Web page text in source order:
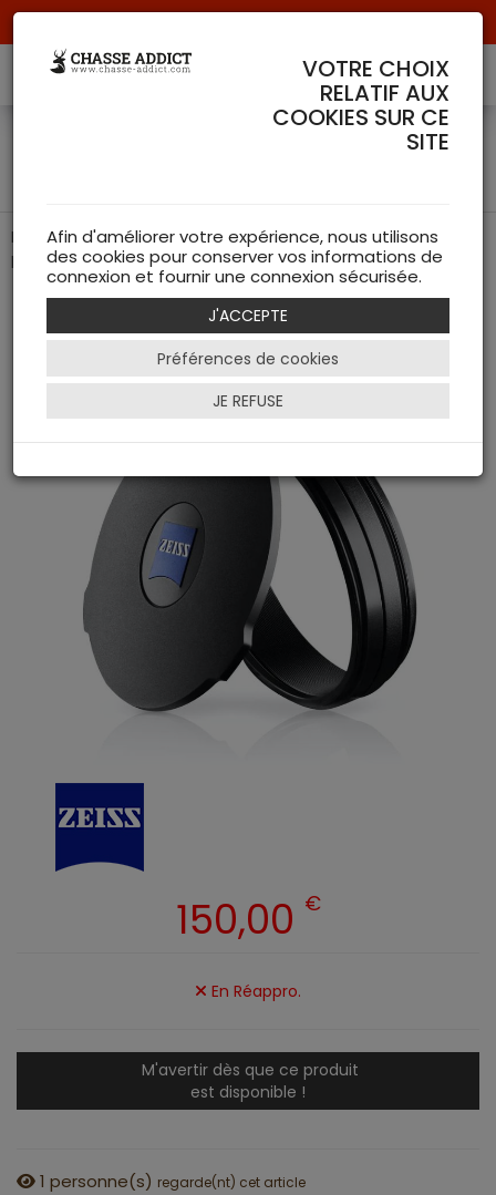
Protection optimale et facile d'utilisation pour vos
lentilles d'objectif : Découvrez le ZEISS Flip Cover
150,00 €
En Réappro.
M'avertir dès que ce produit
est disponible !
1 personne(s) regarde(nt) cet article
VOTRE CHOIX
RELATIF AUX
COOKIES SUR CE
SITE
Afin d'améliorer votre expérience, nous utilisons
des cookies pour conserver vos informations de
connexion et fournir une connexion sécurisée.
J'ACCEPTE
Préférences de cookies
JE REFUSE